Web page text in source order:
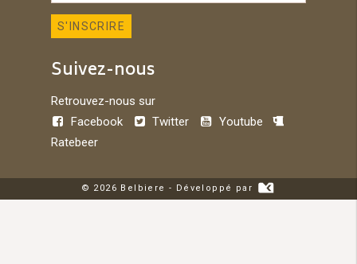
Suivez-nous
Retrouvez-nous sur
Facebook
Twitter
Youtube
Ratebeer
© 2026 Belbiere - Développé par